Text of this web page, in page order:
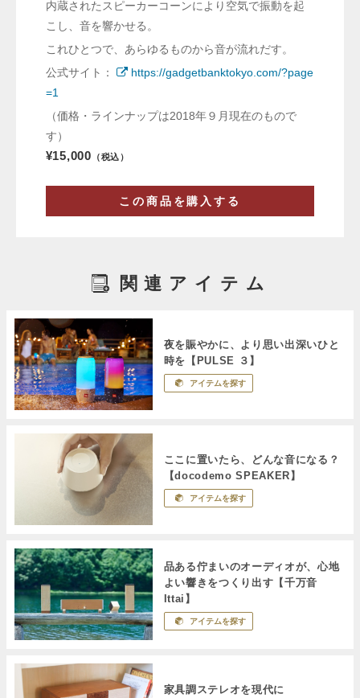
内蔵されたスピーカーコーンにより空気で振動を起
こし、音を響かせる。
これひとつで、あらゆるものから音が流れだす。
公式サイト：
https://gadgetbanktokyo.com/?page
=1
（価格・ラインナップは2018年９月現在のもので
す）
¥15,000 （税込）
この商品を購入する
関連アイテム
夜を賑やかに、より思い出深いひと
時を【PULSE ３】
アイテムを探す
ここに置いたら、どんな音になる？
【docodemo SPEAKER】
アイテムを探す
品ある佇まいのオーディオが、心地
よい響きをつくり出す【千万音
Ittai】
アイテムを探す
家具調ステレオを現代に